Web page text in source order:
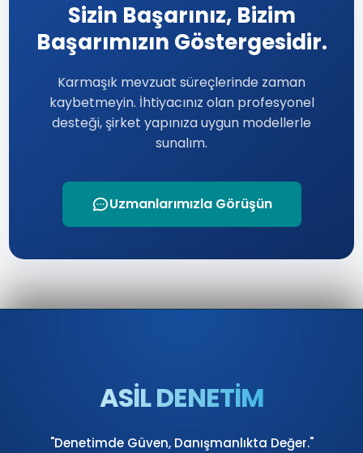
Sizin Başarınız, Bizim
Başarımızın Göstergesidir.
Karmaşık mevzuat süreçlerinde zaman
kaybetmeyin. İhtiyacınız olan profesyonel
desteği, şirket yapınıza uygun modellerle
sunalım.
Uzmanlarımızla Görüşün
ASİL DENETİM
"Denetimde Güven, Danışmanlıkta Değer."